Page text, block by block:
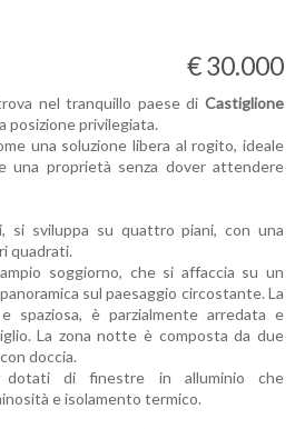
€ 30.000
nel tranquillo paese diCastiglione
posizione privilegiata.
una soluzione libera al rogito, ideale
una proprietà senza dover attendere
si sviluppa su quattro piani, con una
quadrati.
soggiorno, che si affaccia su un
sul paesaggio circostante. La
spaziosa, è parzialmente arredata e
La zona notte è composta da due
doccia.
di finestre in alluminio che
e isolamento termico.